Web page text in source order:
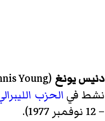
دنيس يونغ (
Young
نشط في الحزب
– 12 نوفمبر 1977).